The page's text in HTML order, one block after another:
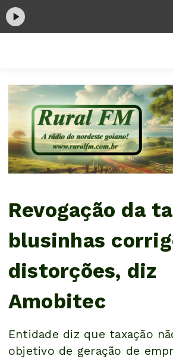
Revogação da
blusinhas
distorções, diz
Amobitec
Entidade diz que taxação
objetivo de geração de